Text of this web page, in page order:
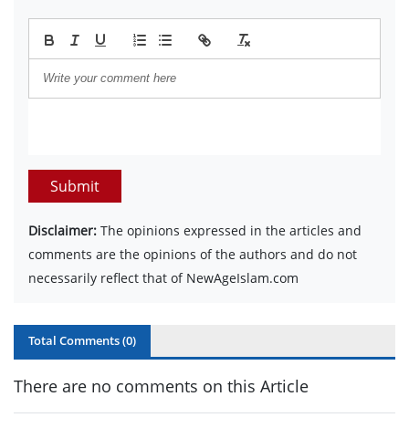
Submit
Disclaimer: The opinions expressed in the articles and
comments are the opinions of the authors and do not
necessarily reflect that of NewAgeIslam.com
Total Comments (0)
There are no comments on this Article